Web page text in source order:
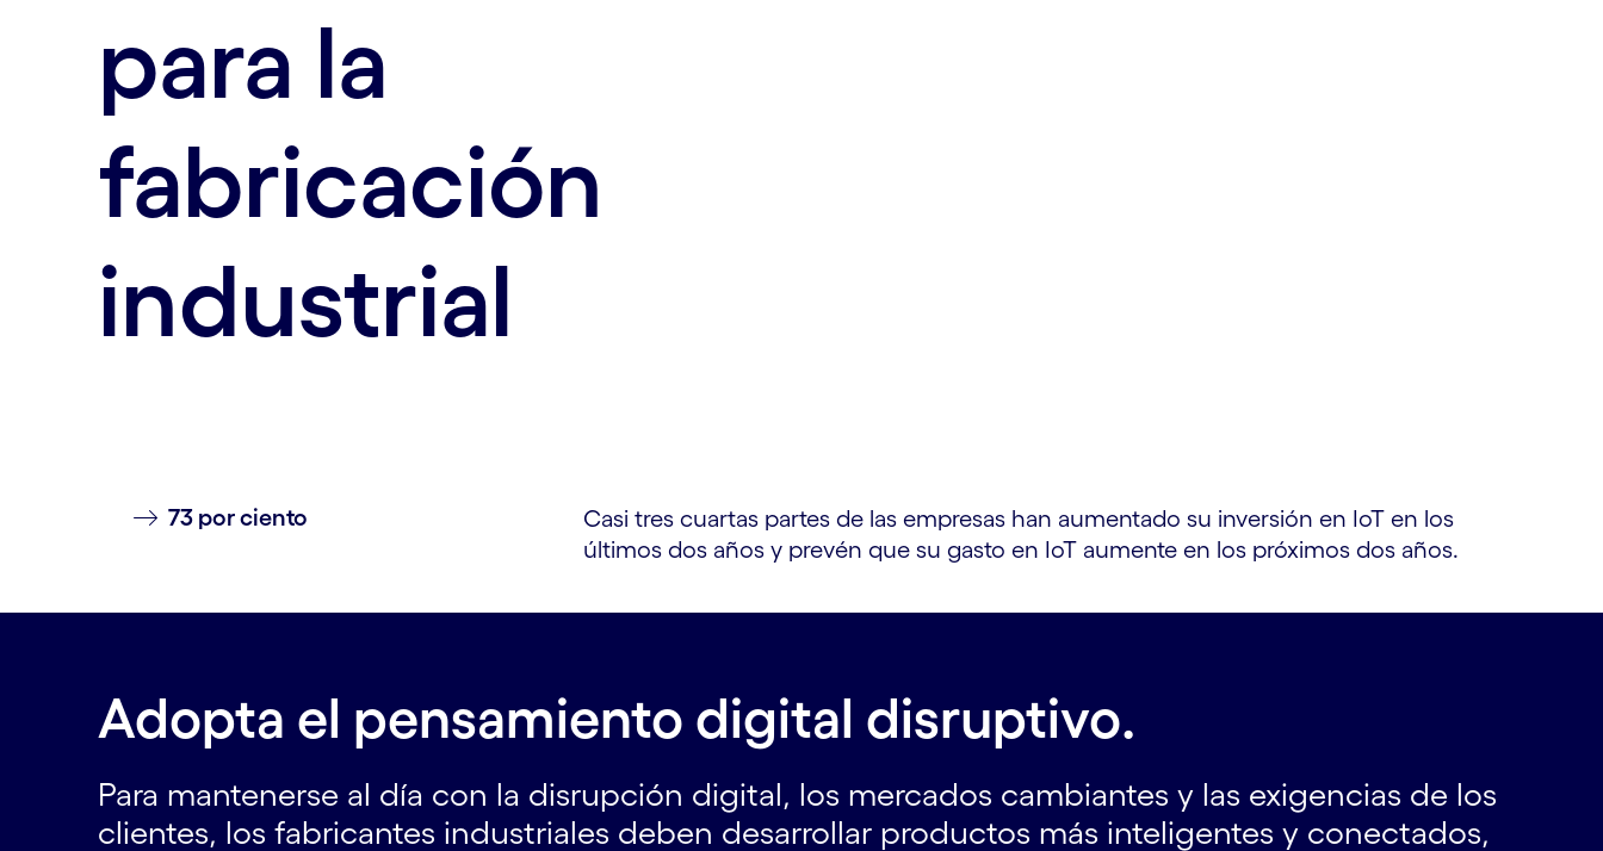
para la
fabricación
industrial
73 por ciento
Casi tres cuartas partes de las empresas han aumentado su inversión en IoT en los
últimos dos años y prevén que su gasto en IoT aumente en los próximos dos años.
Adopta el pensamiento digital disruptivo.
Para mantenerse al día con la disrupción digital, los mercados cambiantes y las exigencias de los
clientes, los fabricantes industriales deben desarrollar productos más inteligentes y conectados,